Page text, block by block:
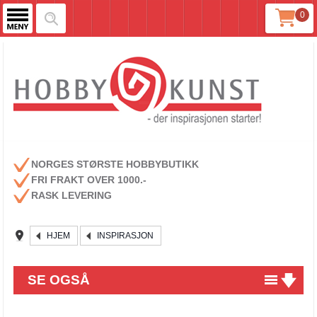
0
NORGES STØRSTE HOBBYBUTIKK
FRI FRAKT OVER 1000.-
RASK LEVERING
HJEM INSPIRASJON
SE OGSÅ